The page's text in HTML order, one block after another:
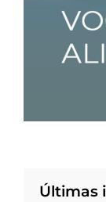
Últimas